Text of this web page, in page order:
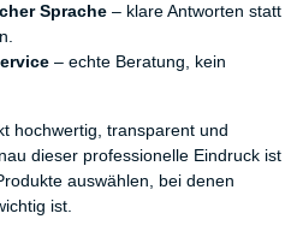
Sprache – klare Antworten statt
– echte Beratung, kein
hochwertig, transparent und
dieser professionelle Eindruck ist
auswählen, bei denen
ist.